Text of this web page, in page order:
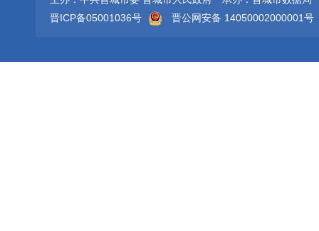
晋ICP备05001036号
晋公网安备 14050002000001号